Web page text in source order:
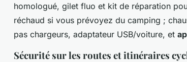
homologué, gilet fluo et kit de réparation
réchaud si vous prévoyez du camping ;
pas chargeurs, adaptateur USB/voiture, et
Sécurité sur les routes et itinéraires